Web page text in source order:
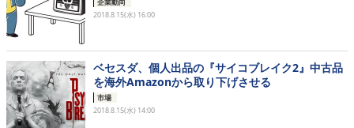
2018.8.15(水) 16:00
ベセスダ、個人出品の『サイコブレイク2』中古品
を海外Amazonから取り下げさせる
市場
2018.8.15(水) 14:00